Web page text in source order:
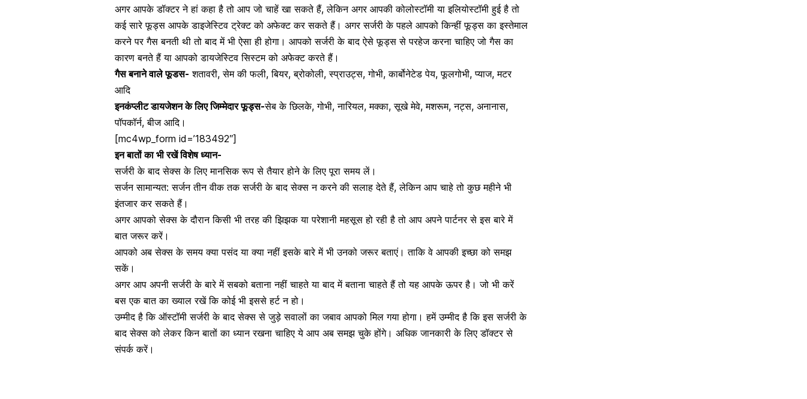
अगर आपके डॉक्टर ने हां कहा है तो आप जो चाहें खा सकते हैं,लेकिन अगर आपकी कोलोस्टॉमी या इलियोस्टॉमी हुई है तो
कई सारे फूड्स आपके डाइजेस्टिव ट्रेक्ट को अफेक्ट कर सकते हैं। अगर सर्जरी के पहले आपको किन्हीं फूड्स का इस्तेमाल
करने पर गैस बनती थी तो बाद में भी ऐसा ही होगा। आपको सर्जरी के बाद ऐसे फूड्स से परहेज करना चाहिए जो गैस का
कारण बनते हैं या आपको डायजेस्टिव सिस्टम को अफेक्ट करते हैं।
गैस बनाने वाले फूडस- शतावरी,सेम की फली, बियर, ब्रोकोली, स्प्राउट्स, गोभी, कार्बोनेटेड पेय, फूलगोभी, प्याज, मटर
आदि
इनकंप्लीट डायजेशन के लिए जिम्मेदार फूड्स-सेब के छिलके, गोभी, नारियल, मक्का, सूखे मेवे, मशरूम, नट्स, अनानास,
पॉपकॉर्न, बीज आदि।
[mc4wp_form id=’183492″]
इन बातों का भी रखें विशेष ध्यान-
सर्जरी के बाद सेक्स के लिए मानसिक रूप से तैयार होने के लिए पूरा समय लें।
सर्जन सामान्यत: सर्जन तीन वीक तक सर्जरी के बाद सेक्स न करने की सलाह देते हैं, लेकिन आप चाहे तो कुछ महीने भी
इंतजार कर सकते हैं।
अगर आपको सेक्स के दौरान किसी भी तरह की झिझक या परेशानी महसूस हो रही है तो आप अपने पार्टनर से इस बारे में
बात जरूर करें।
आपको अब सेक्स के समय क्या पसंद या क्या नहीं इसके बारे में भी उनको जरूर बताएं। ताकि वे आपकी इच्छा को समझ
सकें।
अगर आप अपनी सर्जरी के बारे में सबको बताना नहीं चाहते या बाद में बताना चाहते हैं तो यह आपके ऊपर है। जो भी करें
बस एक बात का ख्याल रखें कि कोई भी इससे हर्ट न हो।
उम्मीद है कि ऑस्टॉमी सर्जरी के बाद सेक्स से जुड़े सवालों का जबाव आपको मिल गया होगा। हमें उम्मीद है कि इस सर्जरी के
बाद सेक्स को लेकर किन बातों का ध्यान रखना चाहिए ये आप अब समझ चुके होंगे। अधिक जानकारी के लिए डॉक्टर से
संपर्क करें।